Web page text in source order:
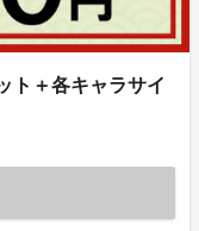
＋各キャラサイ